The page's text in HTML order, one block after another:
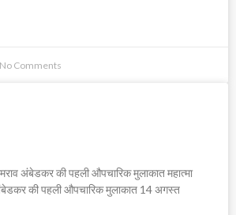
No Comments
अंबेडकर की पहली औपचारिक मुलाकात महात्मा
की पहली औपचारिक मुलाकात 14 अगस्त